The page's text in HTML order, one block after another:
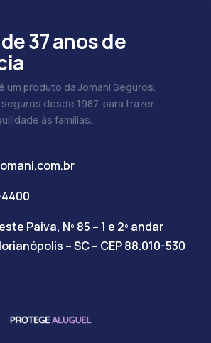
37 anos de
é um produto da Jomani Seguros.
desde 1987, para trazer
às famílias.
Paiva, Nº 85 – 1 e 2º andar
– SC – CEP 88.010-530